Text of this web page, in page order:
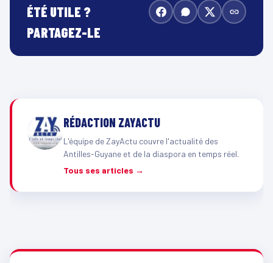
ÉTÉ UTILE ?
PARTAGEZ-LE
RÉDACTION ZAYACTU
L'équipe de ZayActu couvre l'actualité des
Antilles-Guyane et de la diaspora en temps réel.
Tous ses articles →